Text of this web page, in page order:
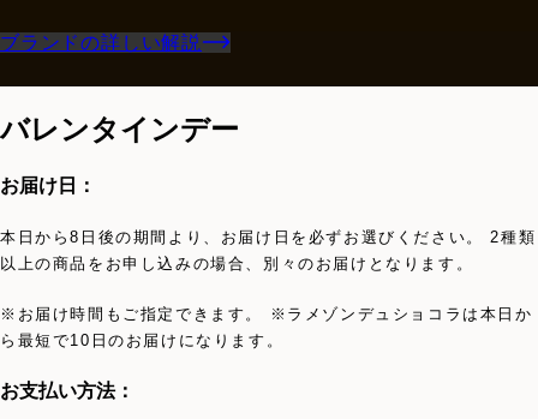
ブランドの詳しい解説
バレンタインデー
お届け日：
本日から8日後の期間より、お届け日を必ずお選びください。 2種類
以上の商品をお申し込みの場合、別々のお届けとなります。
※お届け時間もご指定できます。 ※ラメゾンデュショコラは本日か
ら最短で10日のお届けになります。
お支払い方法：